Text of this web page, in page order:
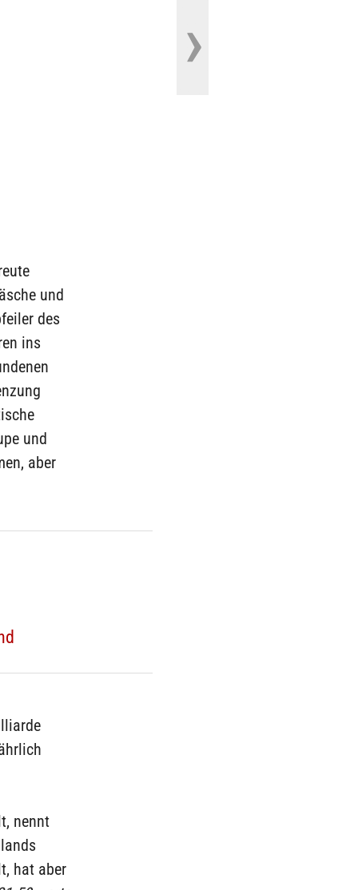
und
des
ins
und
aber
nennt
hat aber